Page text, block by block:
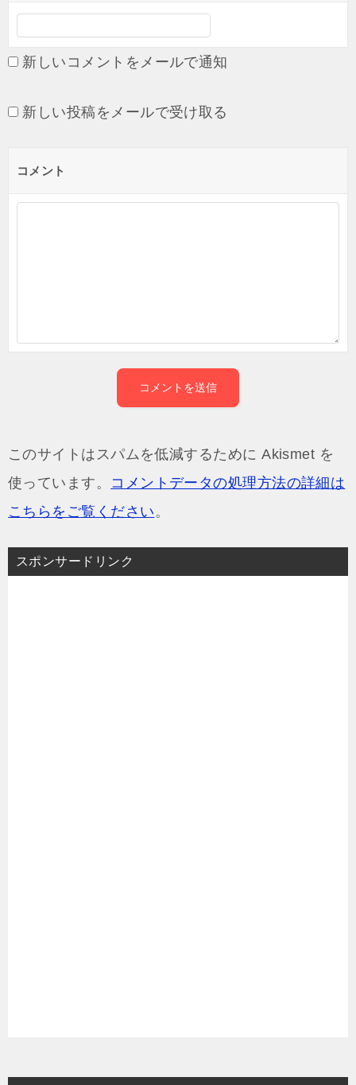
新しいコメントをメールで通知
新しい投稿をメールで受け取る
コメント
このサイトはスパムを低減するために Akismet を
使っています。 コメントデータの処理方法の詳細は
こちらをご覧ください 。
スポンサードリンク